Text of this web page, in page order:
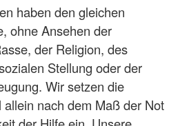
haben den gleichen
ohne Ansehen der
der Religion, des
Stellung oder der
Wir setzen die
nach dem Maß der Not